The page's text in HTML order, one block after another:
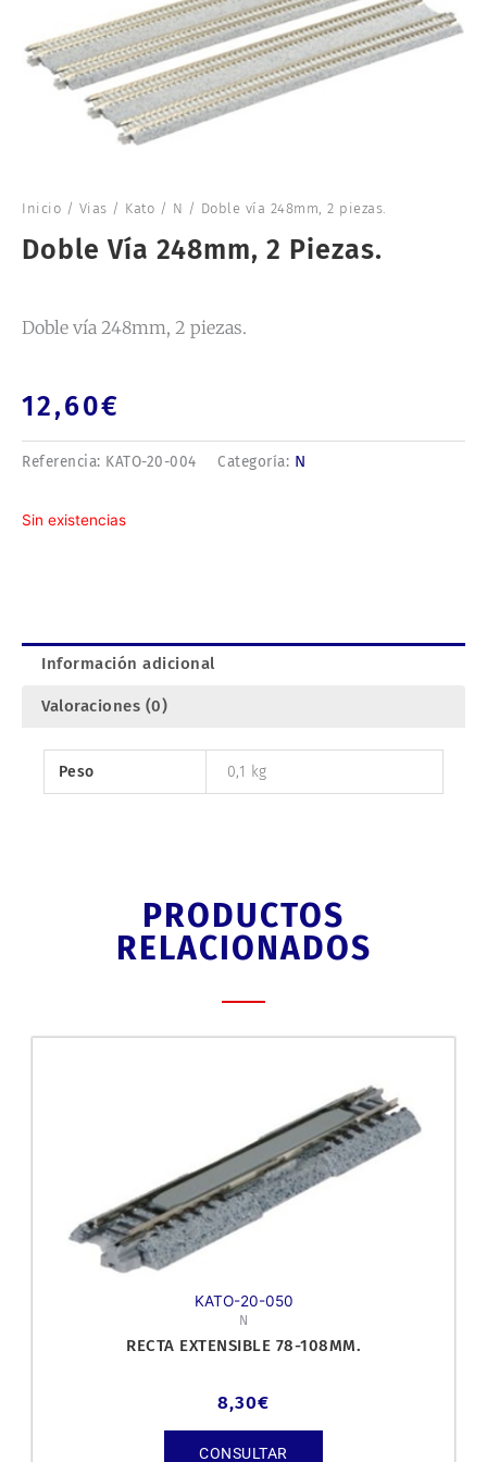
Inicio / Vias / Kato / N / Doble vía 248mm, 2 piezas.
Doble Vía 248mm, 2 Piezas.
Doble vía 248mm, 2 piezas.
12,60€
Referencia: KATO-20-004 Categoría: N
Sin existencias
Información adicional
Valoraciones (0)
Peso 0,1 kg
PRODUCTOS
RELACIONADOS
KATO-20-050
N
RECTA EXTENSIBLE 78-108MM.
8,30€
CONSULTAR